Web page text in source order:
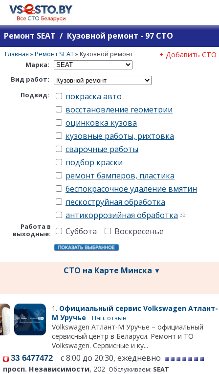
Ремонт SEAT / Кузовной ремонт - 97 СТО
Главная »Ремонт SEAT»Кузовной ремонт + Добавить СТО
Марка:
Вид работ:
Подвид:
покраска авто
восстановление геометрии
оцинковка кузова
кузовные работы, рихтовка
сварочные работы
подбор краски
ремонт бамперов, пластика
беспокрасочное удаление вмятин
пескоструйная обработка
антикоррозийная обработка 32
Работа в
выходные:
Суббота Воскресенье
СТО на Карте Минска ▼
1. Официальный сервис Volkswagen Атлант-
М Уручье
Нап. отзыв
Volkswagen Атлант-М Уручье – официальный
сервисный центр в Беларуси. Ремонт и ТО
Volkswagen. Сервисные и ку...
33 6477472 с 8:00 до 20:30, ежедневно
просп. Независимости, 202 Обслуживаем: SEAT